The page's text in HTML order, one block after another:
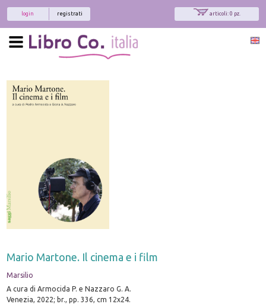
articoli: 0 pz.
registrati
login
Mario Martone. Il cinema e i film
Marsilio
A cura di Armocida P. e Nazzaro G. A.
Venezia, 2022; br., pp. 336, cm 12x24.